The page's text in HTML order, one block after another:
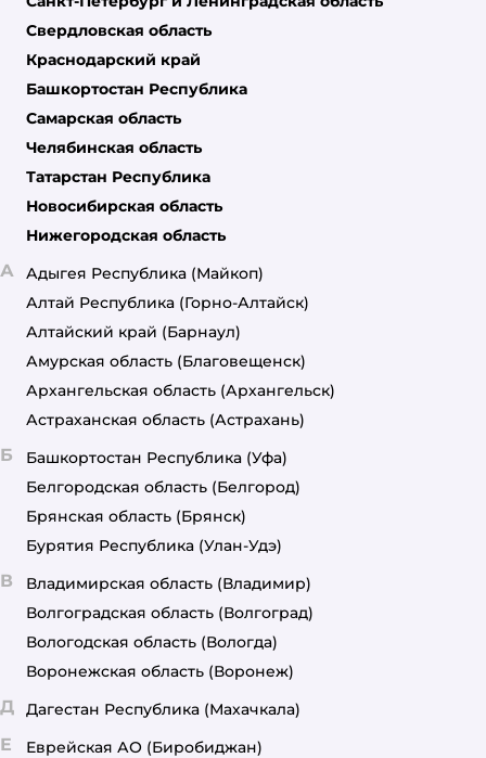
Свердловская область
Краснодарский край
Башкортостан Республика
Самарская область
Челябинская область
Татарстан Республика
Новосибирская область
Нижегородская область
А Адыгея Республика (Майкоп)
Алтай Республика (Горно-Алтайск)
Алтайский край (Барнаул)
Амурская область (Благовещенск)
Архангельская область (Архангельск)
Астраханская область (Астрахань)
Б Башкортостан Республика (Уфа)
Белгородская область (Белгород)
Брянская область (Брянск)
Бурятия Республика (Улан-Удэ)
В Владимирская область (Владимир)
Волгоградская область (Волгоград)
Вологодская область (Вологда)
Воронежская область (Воронеж)
Д Дагестан Республика (Махачкала)
Е Еврейская АО (Биробиджан)